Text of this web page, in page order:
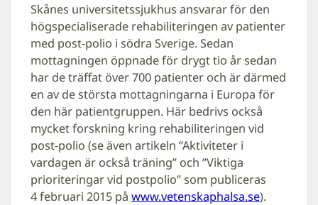
Skånes universitetssjukhus ansvarar för den
högspecialiserade rehabiliteringen av patienter
med post-polio i södra Sverige. Sedan
mottagningen öppnade för drygt tio år sedan
har de träffat över 700 patienter och är därmed
en av de största mottagningarna i Europa för
den här patientgruppen. Här bedrivs också
mycket forskning kring rehabiliteringen vid
post-polio (se även artikeln ”Aktiviteter i
vardagen är också träning” och ”Viktiga
prioriteringar vid postpolio” som publiceras
4 februari 2015 på www.vetenskaphalsa.se).